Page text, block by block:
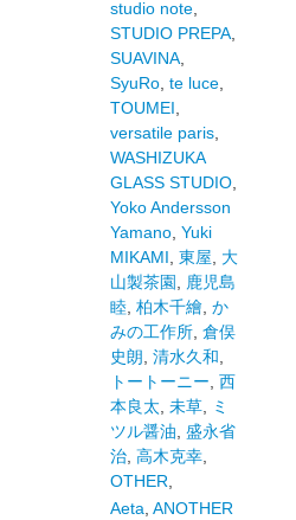
studio note,
STUDIO PREPA,
SUAVINA,
SyuRo, te luce,
TOUMEI
versatile paris,
WASHIZUKA
GLASS STUDIO,
Yoko Andersson
Yamano, Yuki
MIKAMI 東屋
大
山製茶園
鹿児島
睦, 柏木千繪, か
みの工作所, 倉俣
史朗 清水久和
トートーニー 西
本良太 未草,
ミ
ツル醤油 盛永省
治, 高木克幸,
OTHER
Aeta ANOTHER